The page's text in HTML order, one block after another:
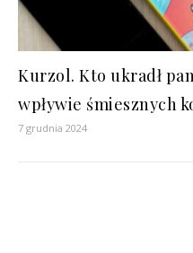
Kurzol. Kto ukradł
wpływie śmiesznych
7 grudnia 2024